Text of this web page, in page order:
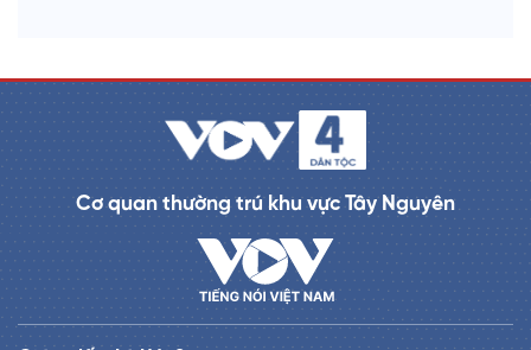
Cơ quan thường trú khu vực Tây Nguyên